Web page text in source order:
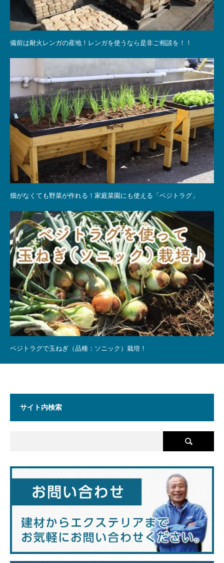
備前は耐火レンガの産地！レンガを使うなら是非ご相談を！！
畑がなくても野菜が作れる！家庭菜園にも使える「ベジトラグ」
ベジトラグで玉ねぎ（品種：ソニック）栽培！
サイト内検索